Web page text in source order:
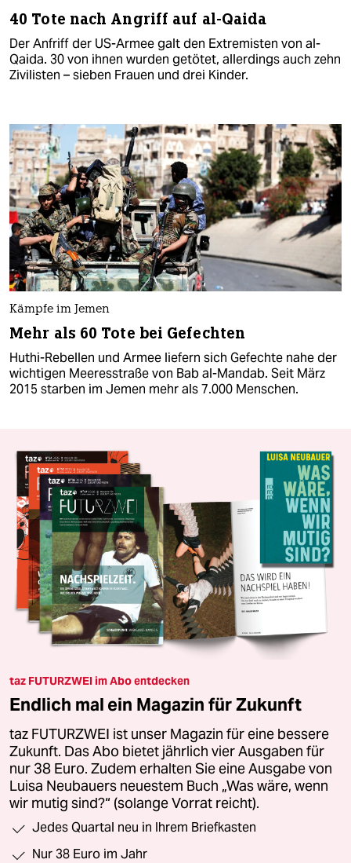
40 Tote nach Angriff auf al-Qaida
Der Anfriff der US-Armee galt den Extremisten von al-
Qaida. 30 von ihnen wurden getötet, allerdings auch zehn
Zivilisten – sieben Frauen und drei Kinder.
Kämpfe im Jemen
Mehr als 60 Tote bei Gefechten
Huthi-Rebellen und Armee liefern sich Gefechte nahe der
wichtigen Meeresstraße von Bab al-Mandab. Seit März
2015 starben im Jemen mehr als 7.000 Menschen.
taz FUTURZWEI im Abo entdecken
Endlich mal ein Magazin für Zukunft
taz FUTURZWEI ist unser Magazin für eine bessere
Zukunft. Das Abo bietet jährlich vier Ausgaben für
nur 38 Euro. Zudem erhalten Sie eine Ausgabe von
Luisa Neubauers neuestem Buch „Was wäre, wenn
wir mutig sind?“ (solange Vorrat reicht).
Jedes Quartal neu in Ihrem Briefkasten
Nur 38 Euro im Jahr